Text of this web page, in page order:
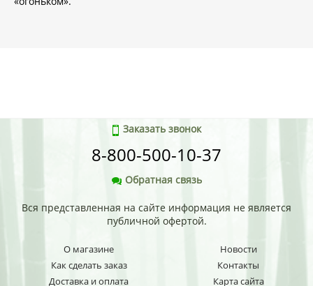
Заказать звонок
8-800-500-10-37
Обратная связь
Вся представленная на сайте информация не является
публичной офертой.
О магазине
Как сделать заказ
Доставка и оплата
Новости
Контакты
Карта сайта